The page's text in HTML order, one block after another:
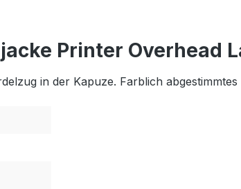
Printer Overhead
in der Kapuze. Farblich